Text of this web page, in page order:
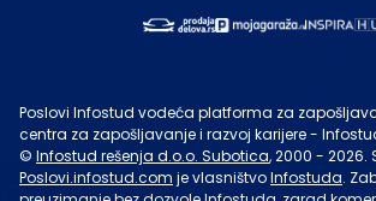
Poslovi Infostud vodeća platforma za
centra za zapošljavanje i razvoj karijere -
© Infostud rešenja d.o.o. Subotica, 2000 - 2026.
Poslovi.infostud.com je vlasništvoInfostuda.